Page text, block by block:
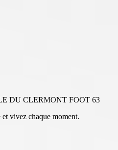
DU CLERMONT FOOT 63
vivez chaque moment.